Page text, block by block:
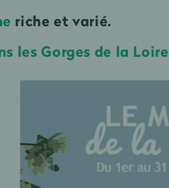
riche et varié.
les Gorges de la Loire